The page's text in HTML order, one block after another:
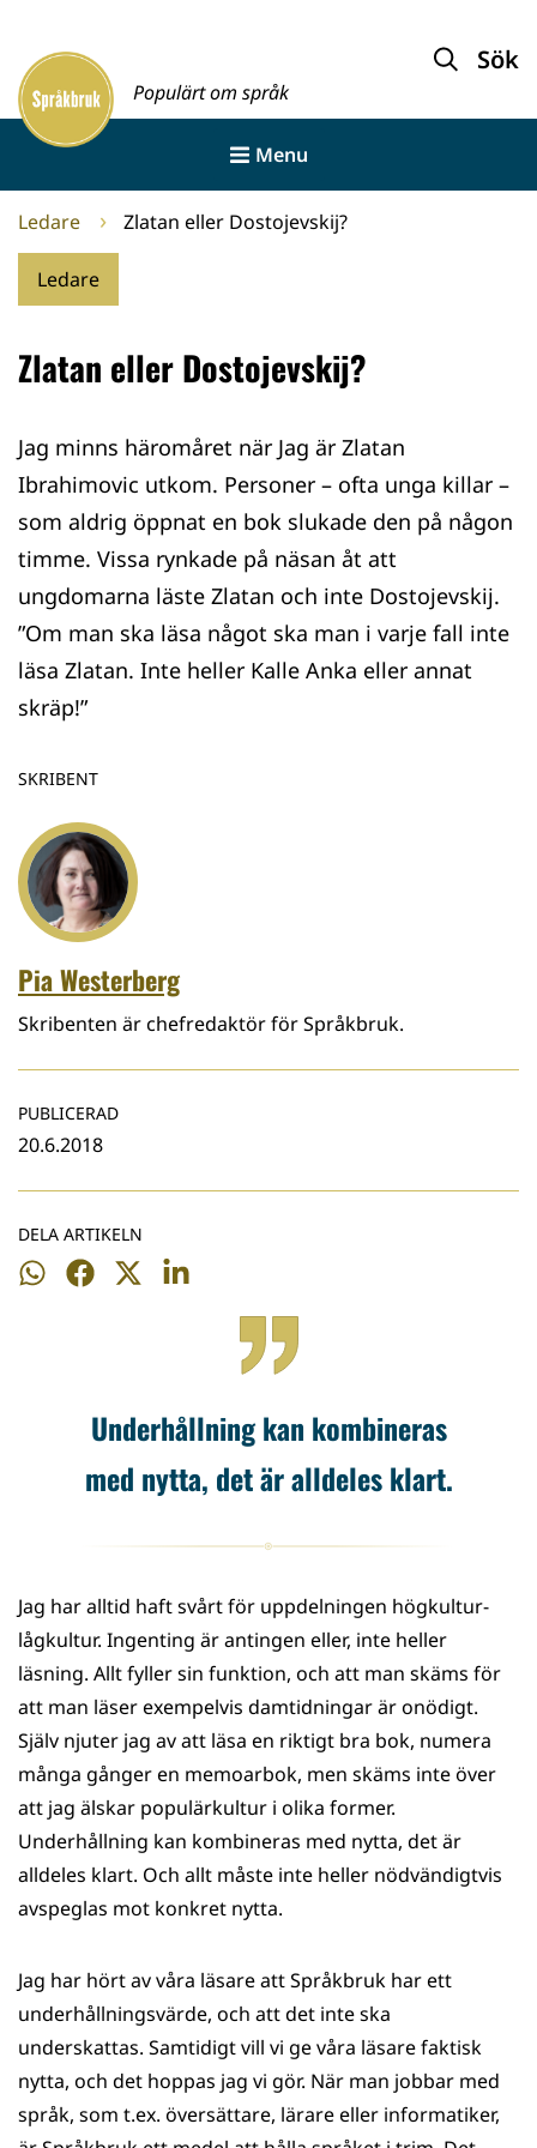
innehållet
Framsida
Populärt om språk
Sök
Menu
Ledare Zlatan eller Dostojevskij?
Ledare
Zlatan eller Dostojevskij?
Jag minns häromåret när Jag är Zlatan
Ibrahimovic utkom. Personer – ofta unga killar –
som aldrig öppnat en bok slukade den på någon
timme. Vissa rynkade på näsan åt att
ungdomarna läste Zlatan och inte Dostojevskij.
”Om man ska läsa något ska man i varje fall inte
läsa Zlatan. Inte heller Kalle Anka eller annat
skräp!”
SKRIBENT
Pia Westerberg
Skribenten är chefredaktör för Språkbruk.
PUBLICERAD
20.6.2018
DELA ARTIKELN
Dela
Dela
Dela
Dela
Underhållning kan kombineras
med nytta, det är alldeles klart.
Jag har alltid haft svårt för uppdelningen högkultur-
lågkultur. Ingenting är antingen eller, inte heller
läsning. Allt fyller sin funktion, och att man skäms för
att man läser exempelvis damtidningar är onödigt.
Själv njuter jag av att läsa en riktigt bra bok, numera
många gånger en memoarbok, men skäms inte över
att jag älskar populärkultur i olika former.
Underhållning kan kombineras med nytta, det är
alldeles klart. Och allt måste inte heller nödvändigtvis
avspeglas mot konkret nytta.
Jag har hört av våra läsare att Språkbruk har ett
underhållningsvärde, och att det inte ska
underskattas. Samtidigt vill vi ge våra läsare faktisk
nytta, och det hoppas jag vi gör. När man jobbar med
språk, som t.ex. översättare, lärare eller informatiker,